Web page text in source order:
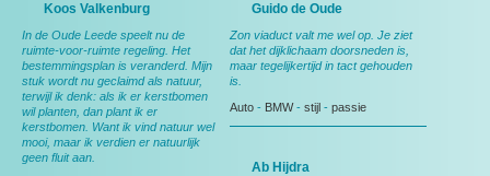
Koos Valkenburg
In de Oude Leede speelt nu de
ruimte-voor-ruimte regeling. Het
bestemmingsplan is veranderd. Mijn
stuk wordt nu geclaimd als natuur,
terwijl ik denk: als ik er kerstbomen
wil planten, dan plant ik er
kerstbomen. Want ik vind natuur wel
mooi, maar ik verdien er natuurlijk
geen fluit aan.
Guido de Oude
Zon viaduct valt me wel op. Je ziet
dat het dijklichaam doorsneden is,
maar tegelijkertijd in tact gehouden
is.
Auto - BMW- stijl - passie
Ab Hijdra